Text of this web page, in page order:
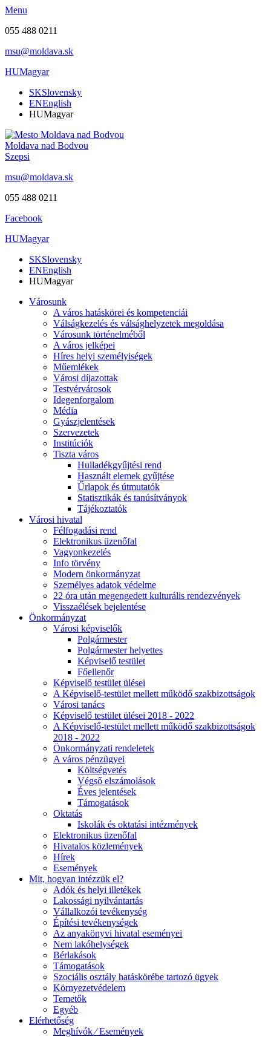
Menu
055 488 0211
msu@moldava.sk
HUMagyar
SKSlovensky
ENEnglish
HUMagyar
Moldava nad Bodvou
Szepsi
msu@moldava.sk
055 488 0211
Facebook
HUMagyar
SKSlovensky
ENEnglish
HUMagyar
Városunk
A város hatáskörei és kompetenciái
Válságkezelés és válsághelyzetek megoldása
Városunk történelméből
A város jelképei
Híres helyi személyiségek
Műemlékek
Városi díjazottak
Testvérvárosok
Idegenforgalom
Média
Gyászjelentések
Szervezetek
Institúciók
Tiszta város
Hulladékgyűjtési rend
Használt elemek gyűjtése
Űrlapok és útmutatók
Statisztikák és tanúsítványok
Tájékoztatók
Városi hivatal
Félfogadási rend
Elektronikus üzenőfal
Vagyonkezelés
Info törvény
Modern önkormányzat
Személyes adatok védelme
22 óra után megengedett kulturális rendezvények
Visszaélések bejelentése
Önkormányzat
Városi képviselők
Polgármester
Polgármester helyettes
Képviselő testület
Főellenőr
Képviselő testület ülései
A Képviselő-testület mellett működő szakbizottságok
Városi tanács
Képviselő testület ülései 2018 - 2022
A Képviselő-testület mellett működő szakbizottságok
2018 - 2022
Önkormányzati rendeletek
A város pénzügyei
Költségvetés
Végső elszámolások
Éves jelentések
Támogatások
Oktatás
Iskolák és oktatási intézmények
Elektronikus üzenőfal
Hivatalos közlemények
Hírek
Események
Mit, hogyan intézzük el?
Adók és helyi illetékek
Lakossági nyilvántartás
Vállalkozói tevékenység
Építési tevékenységek
Az anyakönyvi hivatal eseményei
Nem lakóhelységek
Bérlakások
Támogatások
Szociális osztály hatáskörébe tartozó ügyek
Környezetvédelem
Temetők
Egyéb
Elérhetőség
Meghívók ⁄ Események